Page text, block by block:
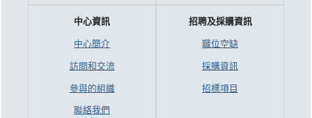
中心資訊
中心簡介
訪問和交流
參與的組織
聯絡我們
招聘及採購資訊
職位空缺
採購資訊
招標項目